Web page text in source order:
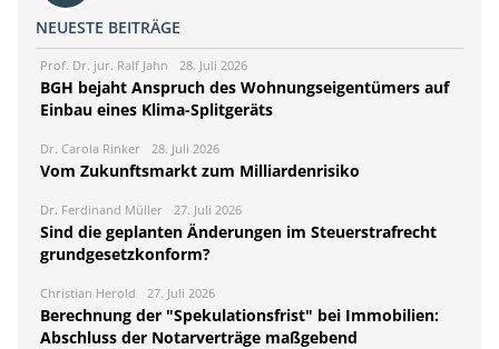
NEUESTE BEITRÄGE
Prof. Dr. jur. Ralf Jahn 28. Juli 2026
BGH bejaht Anspruch des Wohnungseigentümers auf
Einbau eines Klima-Splitgeräts
Dr. Carola Rinker 28. Juli 2026
Vom Zukunftsmarkt zum Milliardenrisiko
Dr. Ferdinand Müller 27. Juli 2026
Sind die geplanten Änderungen im Steuerstrafrecht
grundgesetzkonform?
Christian Herold 27. Juli 2026
Berechnung der "Spekulationsfrist" bei Immobilien:
Abschluss der Notarverträge maßgebend